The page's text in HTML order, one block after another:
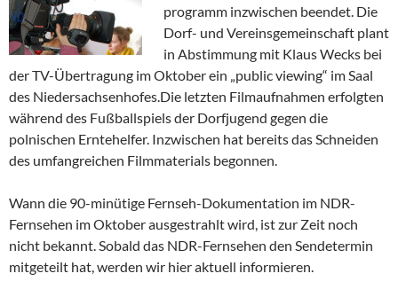
programm inzwischen beendet. Die
Dorf- und Vereinsgemeinschaft plant
in Abstimmung mit Klaus Wecks bei
der TV-Übertragung im Oktober ein „public viewing“ im Saal
des Niedersachsenhofes.Die letzten Filmaufnahmen erfolgten
während des Fußballspiels der Dorfjugend gegen die
polnischen Erntehelfer. Inzwischen hat bereits das Schneiden
des umfangreichen Filmmaterials begonnen.
Wann die 90-minütige Fernseh-Dokumentation im NDR-
Fernsehen im Oktober ausgestrahlt wird, ist zur Zeit noch
nicht bekannt. Sobald das NDR-Fernsehen den Sendetermin
mitgeteilt hat, werden wir hier aktuell informieren.